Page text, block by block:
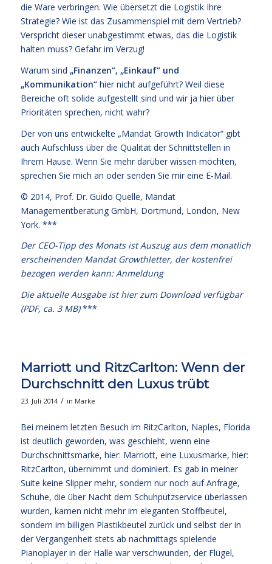
die Ware verbringen. Wie übersetzt die Logistik Ihre
Strategie? Wie ist das Zusammenspiel mit dem Vertrieb?
Verspricht dieser unabgestimmt etwas, das die Logistik
halten muss? Gefahr im Verzug!
Warum sind „Finanzen“, „Einkauf“ und
„Kommunikation“hier nicht aufgeführt? Weil diese
Bereiche oft solide aufgestellt sind und wir ja hier über
Prioritäten sprechen, nicht wahr?
Der von uns entwickelte „Mandat Growth Indicator“gibt
auch Aufschluss über die Qualität der Schnittstellen in
Ihrem Hause. Wenn Sie mehr darüber wissen möchten,
sprechen Sie mich an oder senden Sie mir eine E-Mail.
© 2014, Prof. Dr. Guido Quelle, Mandat
Managementberatung GmbH, Dortmund, London, New
York. ***
Der CEO-Tipp des Monats ist Auszug aus dem monatlich
erscheinenden Mandat Growthletter, der kostenfrei
bezogen werden kann:Anmeldung
Die aktuelle Ausgabe ist hier zum Download verfügbar
(PDF, ca. 3 MB)***
Marriott und RitzCarlton: Wenn der
Durchschnitt den Luxus trübt
23. Juli 2014 / in Marke
Bei meinem letzten Besuch im RitzCarlton, Naples, Florida
ist deutlich geworden, was geschieht, wenn eine
Durchschnittsmarke, hier: Marriott, eine Luxusmarke, hier:
RitzCarlton, übernimmt und dominiert. Es gab in meiner
Suite keine Slipper mehr, sondern nur noch auf Anfrage,
Schuhe, die über Nacht dem Schuhputzservice überlassen
wurden, kamen nicht mehr im eleganten Stoffbeutel,
sondern im billigen Plastikbeutel zurück und selbst der in
der Vergangenheit stets ab nachmittags spielende
Pianoplayer in der Halle war verschwunden, der Flügel,